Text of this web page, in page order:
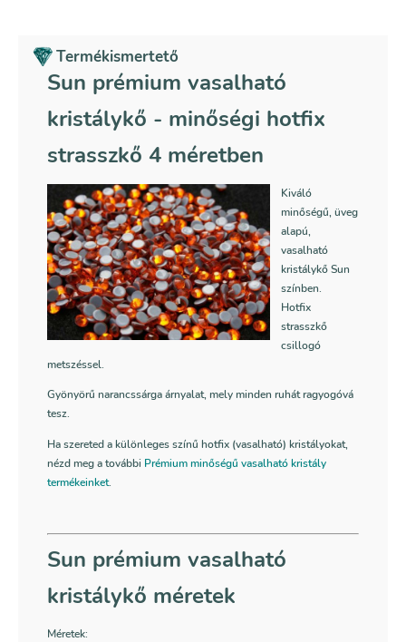
Termékismertető
Sun prémium vasalható
kristálykő - minőségi hotfix
strasszkő 4 méretben
Kiváló
minőségű, üveg
alapú,
vasalható
kristálykő Sun
színben.
Hotfix
strasszkő
csillogó
metszéssel.
Gyönyörű narancssárga árnyalat, mely minden ruhát ragyogóvá
tesz.
Ha szereted a különleges színű hotfix (vasalható) kristályokat,
nézd meg a további Prémium minőségű vasalható kristály
termékeinket.
Sun prémium vasalható
kristálykő méretek
Méretek: